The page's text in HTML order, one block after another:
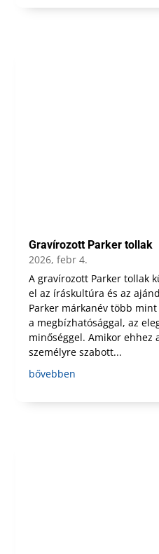
Gravírozott Parker tollak
2026, febr 4.
A gravírozott Parker tollak
el az íráskultúra és az
Parker márkanév több
a megbízhatósággal, az
minőséggel. Amikor ehhez
személyre szabott...
bővebben